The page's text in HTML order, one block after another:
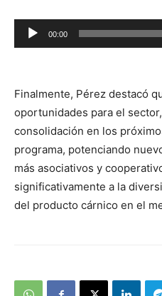
Reproductor
de
00:00
Finalmente, Pérez destacó
oportunidades para el
consolidación en los
programa, potenciando
más asociativos y
significativamente a la
del producto cárnico en el